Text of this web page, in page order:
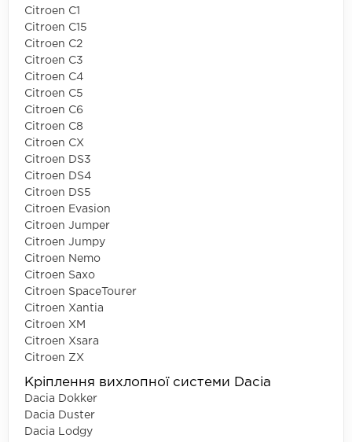
Citroen C1
Citroen C15
Citroen C2
Citroen C3
Citroen C4
Citroen C5
Citroen C6
Citroen C8
Citroen CX
Citroen DS3
Citroen DS4
Citroen DS5
Citroen Evasion
Citroen Jumper
Citroen Jumpy
Citroen Nemo
Citroen Saxo
Citroen SpaceTourer
Citroen Xantia
Citroen XM
Citroen Xsara
Citroen ZX
Кріплення вихлопної системи Dacia
Dacia Dokker
Dacia Duster
Dacia Lodgy